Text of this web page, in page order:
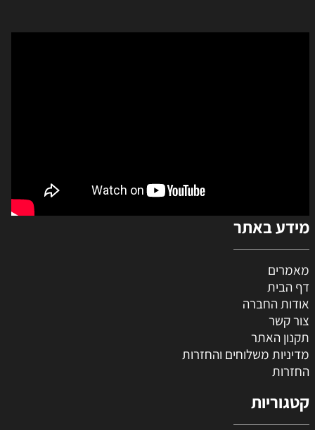
מידע באתר
מאמרים
דף הבית
אודות החברה
צור קשר
תקנון האתר
מדיניות משלוחים והחזרות
החזרות
קטגוריות